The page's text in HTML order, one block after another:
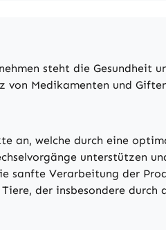
steht die Gesundheit
von Medikamenten und
an, welche durch eine
unterstützen
sanfte Verarbeitung der
der insbesondere durch